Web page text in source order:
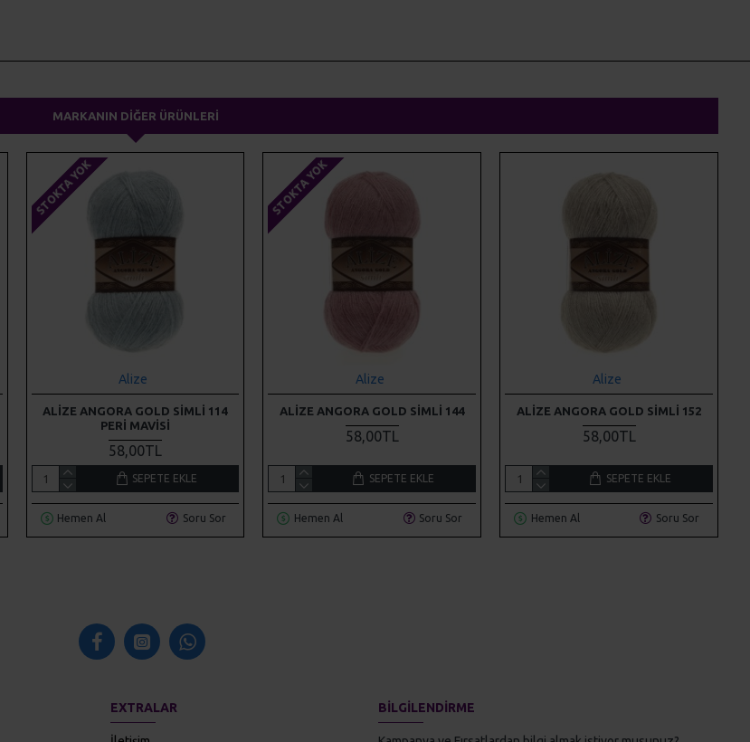
MARKANIN DIĞER ÜRÜNLERI
STOKTA YOK
Alize
ALIZE ANGORA GOLD SIMLI 114
PERI MAVISI
58,00TL
SEPETE EKLE
Hemen Al Soru Sor
STOKTA YOK
Alize
ALIZE ANGORA GOLD SIMLI 144
58,00TL
SEPETE EKLE
Hemen Al Soru Sor
Alize
ALIZE ANGORA GOLD SIMLI 152
58,00TL
SEPETE EKLE
Hemen Al Soru Sor
EXTRALAR BILGILENDIRME